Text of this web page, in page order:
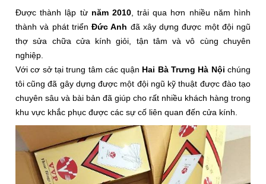
Được thành lập từ năm 2010, trải qua hơn nhiều năm hình
thành và phát triển Đức Anh đã xây dựng được một đội ngũ
thợ sửa chữa cửa kính giỏi, tận tâm và vô cùng chuyên
nghiệp.
Với cơ sở tại trung tâm các quận Hai Bà Trưng Hà Nội chúng
tôi cũng đã gây dựng được một đội ngũ kỹ thuật được đào tạo
chuyên sâu và bài bản đã giúp cho rất nhiều khách hàng trong
khu vực khắc phục được các sự cố liên quan đến cửa kính.